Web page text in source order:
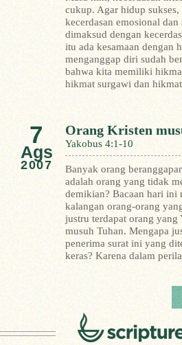
cukup. Agar hidup
kecerdasan emosional
dimaksud dengan
itu ada kesamaan dengan
menganggap diri sudah
bahwa kita memiliki
hikmat surgawi dan
7
Ags
2007
Orang Kristen
Yakobus 4:1-10
Banyak orang
adalah orang yang tidak
demikian? Bacaan hari ini
kalangan orang-orang
justru terdapat orang yang
musuh Tuhan. Mengapa
penerima surat ini yang
keras? Karena dalam